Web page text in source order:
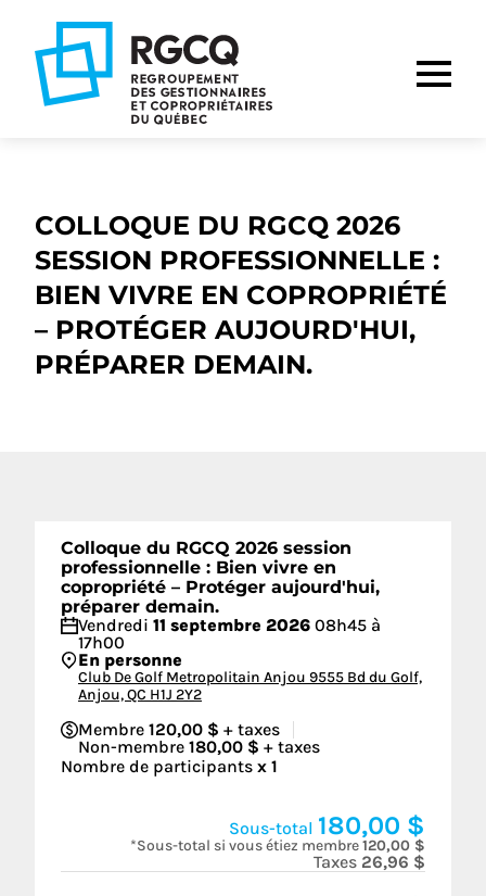
navigation
principale
contenu
COLLOQUE DU RGCQ 2026
SESSION PROFESSIONNELLE :
BIEN VIVRE EN COPROPRIÉTÉ
– PROTÉGER AUJOURD'HUI,
PRÉPARER DEMAIN.
Colloque du RGCQ 2026 session
professionnelle : Bien vivre en
copropriété – Protéger aujourd'hui,
préparer demain.
Vendredi 11 septembre 2026 08h45 à
17h00
En personne
Club De Golf Metropolitain Anjou 9555 Bd du Golf,
Anjou, QC H1J 2Y2
Membre 120,00 $ + taxes
Non-membre 180,00 $ + taxes
Nombre de participants x 1
Sous-total 180,00 $
*Sous-total si vous étiez membre120,00 $
Taxes 26,96 $